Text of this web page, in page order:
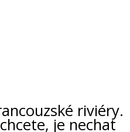
riviéry.
je nechat